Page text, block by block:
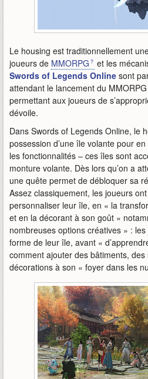
Le housing est traditionnellement
joueurs de MMORPG
et les
Swords of Legends Online sont
attendant le lancement du
permettant aux joueurs de
dévoile.
Dans Swords of Legends Online, le
possession d’une île volante pour
les fonctionnalités – ces îles sont
monture volante. Dès lors qu’on a
une quête permet de débloquer sa
Assez classiquement, les joueurs
personnaliser leur île, en « la
et en la décorant à son goût »
nombreuses options créatives » :
forme de leur île, avant «
comment ajouter des bâtiments,
décorations à son « foyer dans les